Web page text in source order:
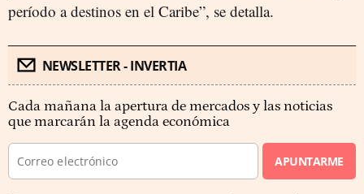
período a destinos en el Caribe”, se detalla.
NEWSLETTER - INVERTIA
Cada mañana la apertura de mercados y las noticias
que marcarán la agenda económica
APUNTARME